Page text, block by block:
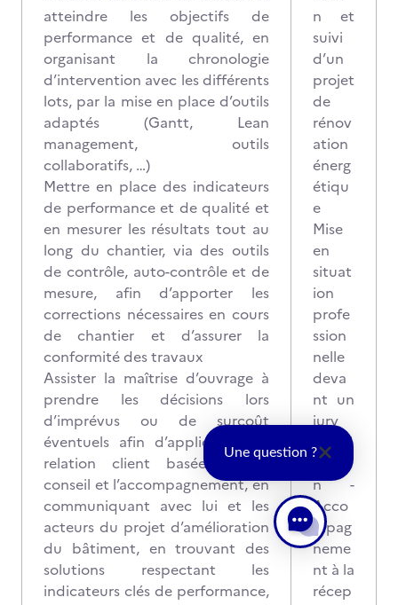
atteindre les objectifs de
performance et de qualité, en
organisant la chronologie
d’intervention avec les différents
lots, par la mise en place d’outils
adaptés (Gantt, Lean
management, outils
collaboratifs, …)
Mettre en place des indicateurs
de performance et de qualité et
en mesurer les résultats tout au
long du chantier, via des outils
de contrôle, auto-contrôle et de
mesure, afin d’apporter les
corrections nécessaires en cours
de chantier et d’assurer la
conformité des travaux
Assister la maîtrise d’ouvrage à
prendre les décisions lors
d’imprévus ou de surcoût
éventuels afin d’appliquer une
relation client basée sur le
conseil et l’accompagnement, en
communiquant avec lui et les
acteurs du projet d’amélioration
du bâtiment, en trouvant des
solutions respectant les
indicateurs clés de performance,
n et
suivi
d’un
projet
de
rénov
ation
énerg
étiqu
e
Mise
en
situat
ion
profe
ssion
nelle
deva
nt un
jury
d’éval
uatio
n -
Acco
mpag
neme
nt à la
récep
Une question ?